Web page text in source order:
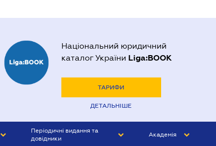
Національний юридичний
каталог України Liga:BOOK
ТАРИФИ
ДЕТАЛЬНІШЕ
Періодичні видання та
довідники
Академія